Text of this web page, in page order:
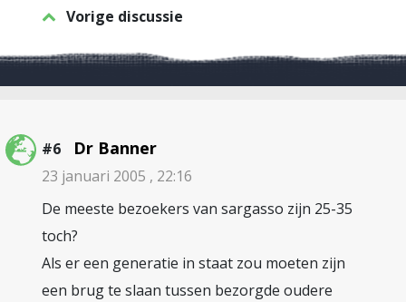
Vorige discussie
#6 Dr Banner
23 januari 2005 , 22:16
De meeste bezoekers van sargasso zijn 25-35
toch?
Als er een generatie in staat zou moeten zijn
een brug te slaan tussen bezorgde oudere